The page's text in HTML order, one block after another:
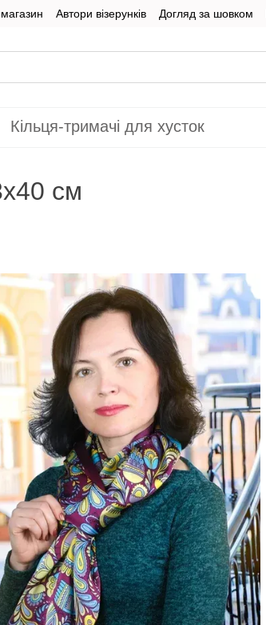
Автори візерунків Догляд за шовком
Кільця-тримачі для хусток
см